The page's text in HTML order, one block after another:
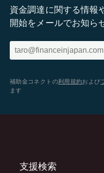
資金調達に関する情報
開始をメールでお知ら
補助金コネクトの利用規約および
ます
支援検索